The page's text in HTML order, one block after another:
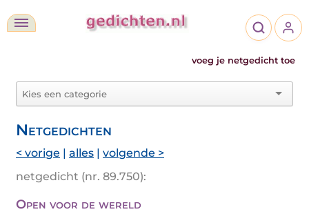
voeg je netgedicht toe
Netgedichten
< vorige | alles | volgende >
netgedicht (nr. 89.750):
Open voor de wereld